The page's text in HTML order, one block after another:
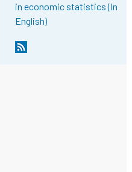
in economic statistics (In
English)